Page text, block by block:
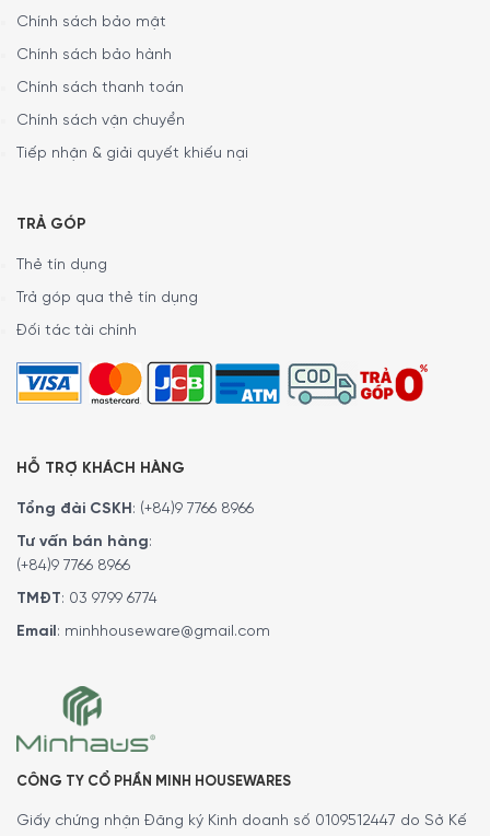
Chính sách bảo mật
Chính sách bảo hành
Chính sách thanh toán
Chính sách vận chuyển
Tiếp nhận & giải quyết khiếu nại
TRẢ GÓP
Thẻ tín dụng
Trả góp qua thẻ tín dụng
Đối tác tài chính
HỖ TRỢ KHÁCH HÀNG
Tổng đài CSKH: (+84)9 7766 8966
Tư vấn bán hàng:
(+84)9 7766 8966
TMĐT: 03 9799 6774
Email: minhhouseware@gmail.com
CÔNG TY CỔ PHẦN MINH HOUSEWARES
Giấy chứng nhận Đăng ký Kinh doanh số 0109512447 do Sở Kế